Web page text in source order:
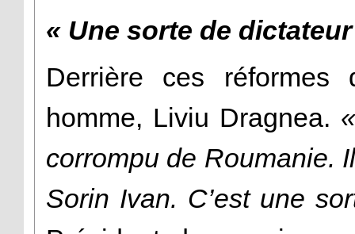
« Une sorte de
Derrière ces
homme, Liviu Dragnea.
corrompu de Roumanie.
Sorin Ivan. C’est une